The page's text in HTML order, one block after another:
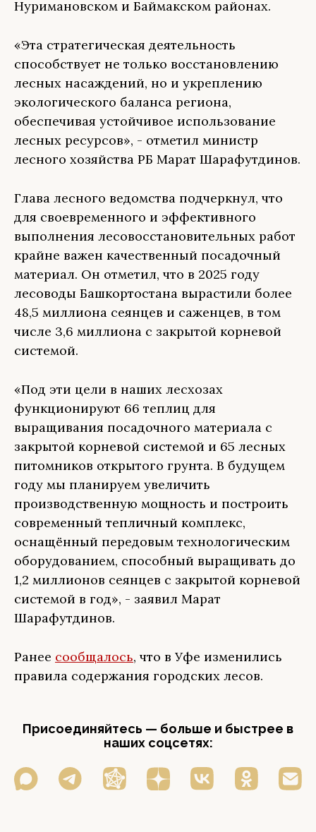
Нуримановском и Баймакском районах.
«Эта стратегическая деятельность
способствует не только восстановлению
лесных насаждений, но и укреплению
экологического баланса региона,
обеспечивая устойчивое использование
лесных ресурсов», - отметил министр
лесного хозяйства РБ Марат Шарафутдинов.
Глава лесного ведомства подчеркнул, что
для своевременного и эффективного
выполнения лесовосстановительных работ
крайне важен качественный посадочный
материал. Он отметил, что в 2025 году
лесоводы Башкортостана вырастили более
48,5 миллиона сеянцев и саженцев, в том
числе 3,6 миллиона с закрытой корневой
системой.
«Под эти цели в наших лесхозах
функционируют 66 теплиц для
выращивания посадочного материала с
закрытой корневой системой и 65 лесных
питомников открытого грунта. В будущем
году мы планируем увеличить
производственную мощность и построить
современный тепличный комплекс,
оснащённый передовым технологическим
оборудованием, способный выращивать до
1,2 миллионов сеянцев с закрытой корневой
системой в год», - заявил Марат
Шарафутдинов.
Ранее сообщалось, что в Уфе изменились
правила содержания городских лесов.
Присоединяйтесь — больше и быстрее в
наших соцсетях: